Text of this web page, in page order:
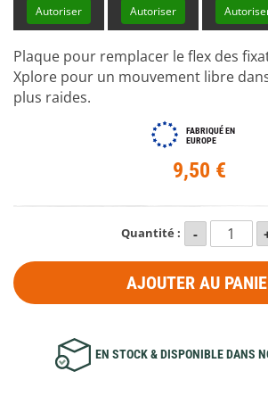
Autoriser
Autoriser
Plaque pour remplacer le flex des
Xplore pour un mouvement libre
plus raides.
FABRIQUÉ EN
EUROPE
9,50 €
Quantité :
AJOUTER AU
EN STOCK & DISPONIBLE DANS